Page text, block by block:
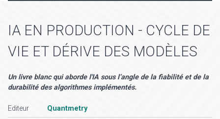
IA EN PRODUCTION - CYCLE DE
VIE ET DÉRIVE DES MODÈLES
Un livre blanc qui aborde l'IA sous l’angle de la fiabilité et de la
durabilité des algorithmes implémentés.
Editeur Quantmetry